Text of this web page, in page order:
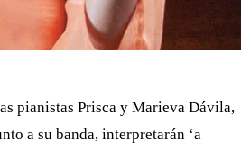
los domingos a las 12:30 del